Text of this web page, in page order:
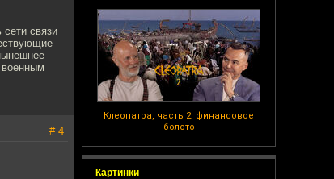
Клеопатра, часть 2: финансовое
болото
Картинки
сети связи
военным
# 4